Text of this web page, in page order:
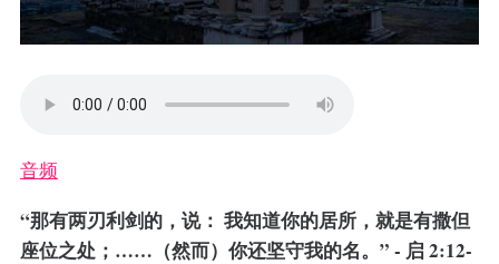
音频
“那有两刃利剑的，说： 我知道你的居所，就是有撒但
座位之处；……（然而）你还坚守我的名。” - 启 2:12-